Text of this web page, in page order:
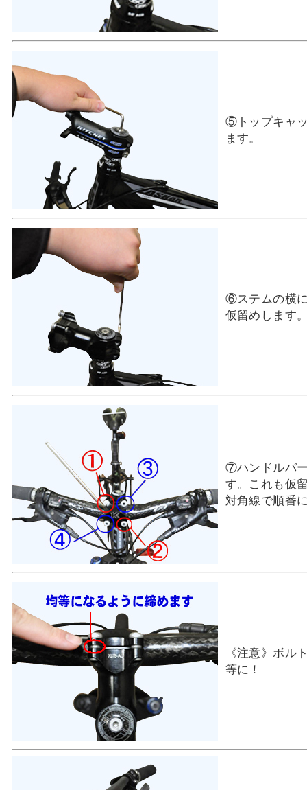
⑤トップキャ
ます。
⑥ステムの横
仮留めします
⑦ハンドルバ
す。これも仮
対角線で順番
《注意》ボル
等に！